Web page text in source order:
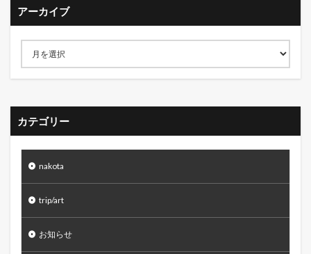
アーカイブ
カテゴリー
nakota
trip/art
お知らせ